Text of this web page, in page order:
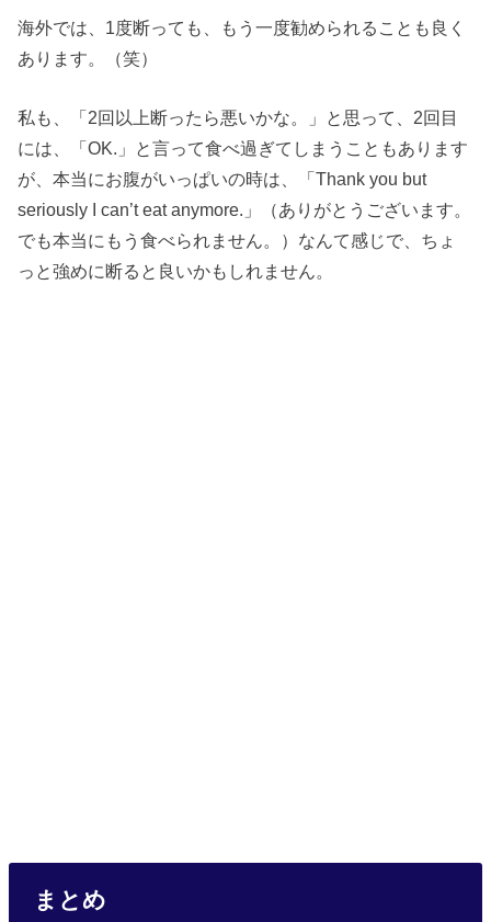
海外では、1度断っても、もう一度勧められることも良く
あります。（笑）
私も、「2回以上断ったら悪いかな。」と思って、2回目
には、「OK.」と言って食べ過ぎてしまうこともあります
が、本当にお腹がいっぱいの時は、「Thank you but
seriously I can’t eat anymore.」（ありがとうございます。
でも本当にもう食べられません。）なんて感じで、ちょ
っと強めに断ると良いかもしれません。
まとめ